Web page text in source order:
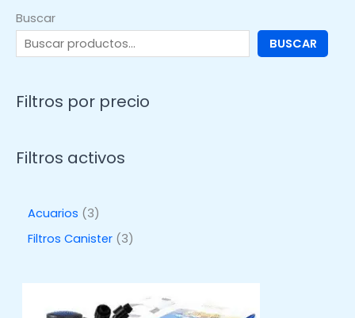
Buscar
BUSCAR
Filtros por precio
Filtros activos
Acuarios 33
p
o
d
Filtros Canister 33
r
o